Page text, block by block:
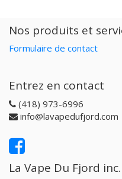
Nos produits et
Formulaire de contact
Entrez en contact
(418) 973-6996
info@lavapedufjord.com
La Vape Du Fjord inc.